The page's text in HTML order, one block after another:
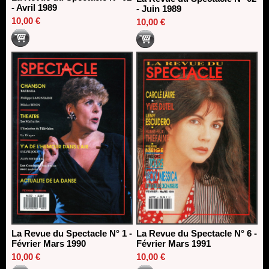
- Avril 1989
10,00 €
- Juin 1989
10,00 €
La Revue du Spectacle N° 1 -
Février Mars 1990
10,00 €
La Revue du Spectacle N° 6 -
Février Mars 1991
10,00 €